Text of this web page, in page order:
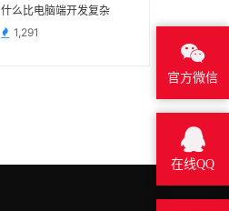
什么比电脑端开发复杂
1,291
官方微信
在线QQ